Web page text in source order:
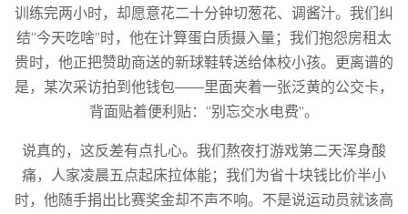
训练完两小时，却愿意花二十分钟切葱花、调酱汁。我们纠
结“今天吃啥”时，他在计算蛋白质摄入量；我们抱怨房租太
贵时，他正把赞助商送的新球鞋转送给体校小孩。更离谱的
是，某次采访拍到他钱包——里面夹着一张泛黄的公交卡，
背面贴着便利贴：“别忘交水电费”。
说真的，这反差有点扎心。我们熬夜打游戏第二天浑身酸
痛，人家凌晨五点起床拉体能；我们为省十块钱比价半小
时，他随手捐出比赛奖金却不声不响。不是说运动员就该高